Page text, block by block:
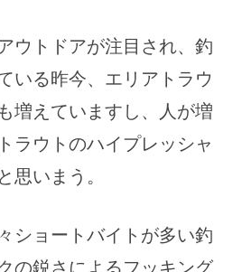
ウトドアが注目され、釣
いる昨今、エリアトラウ
増えていますし、人が増
ラウトのハイプレッシャ
思いまう。
ショートバイトが多い釣
の鋭さによるフッキング